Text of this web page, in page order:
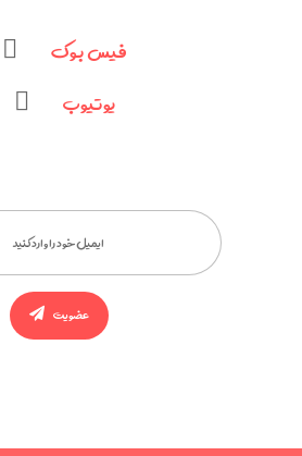
فیس بوک
یوتیوب
عضویت